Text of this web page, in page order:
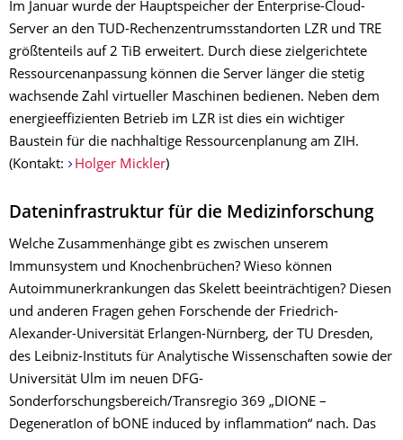
Im Januar wurde der Hauptspeicher der Enterprise-Cloud-
Server an den TUD-Rechenzentrumsstandorten LZR und TRE
größtenteils auf 2 TiB erweitert. Durch diese zielgerichtete
Ressourcenanpassung können die Server länger die stetig
wachsende Zahl virtueller Maschinen bedienen. Neben dem
energieeffizienten Betrieb im LZR ist dies ein wichtiger
Baustein für die nachhaltige Ressourcenplanung am ZIH.
(Kontakt:
Holger Mickler)
Dateninfrastruktur für die Medizinforschung
Welche Zusammenhänge gibt es zwischen unserem
Immunsystem und Knochenbrüchen? Wieso können
Autoimmunerkrankungen das Skelett beeinträchtigen? Diesen
und anderen Fragen gehen Forschende der Friedrich-
Alexander-Universität Erlangen-Nürnberg, der TU Dresden,
des Leibniz-Instituts für Analytische Wissenschaften sowie der
Universität Ulm im neuen DFG-
Sonderforschungsbereich/Transregio 369 „DIONE –
DegeneratIon of bONE induced by inflammation“ nach. Das